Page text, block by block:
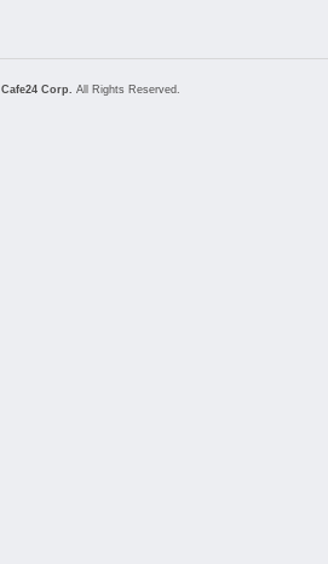
Cafe24 Corp. All Rights Reserved.